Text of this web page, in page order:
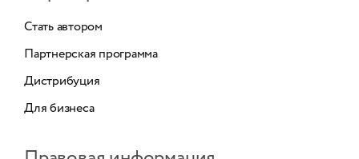
Стать автором
Партнерская программа
Дистрибуция
Для бизнеса